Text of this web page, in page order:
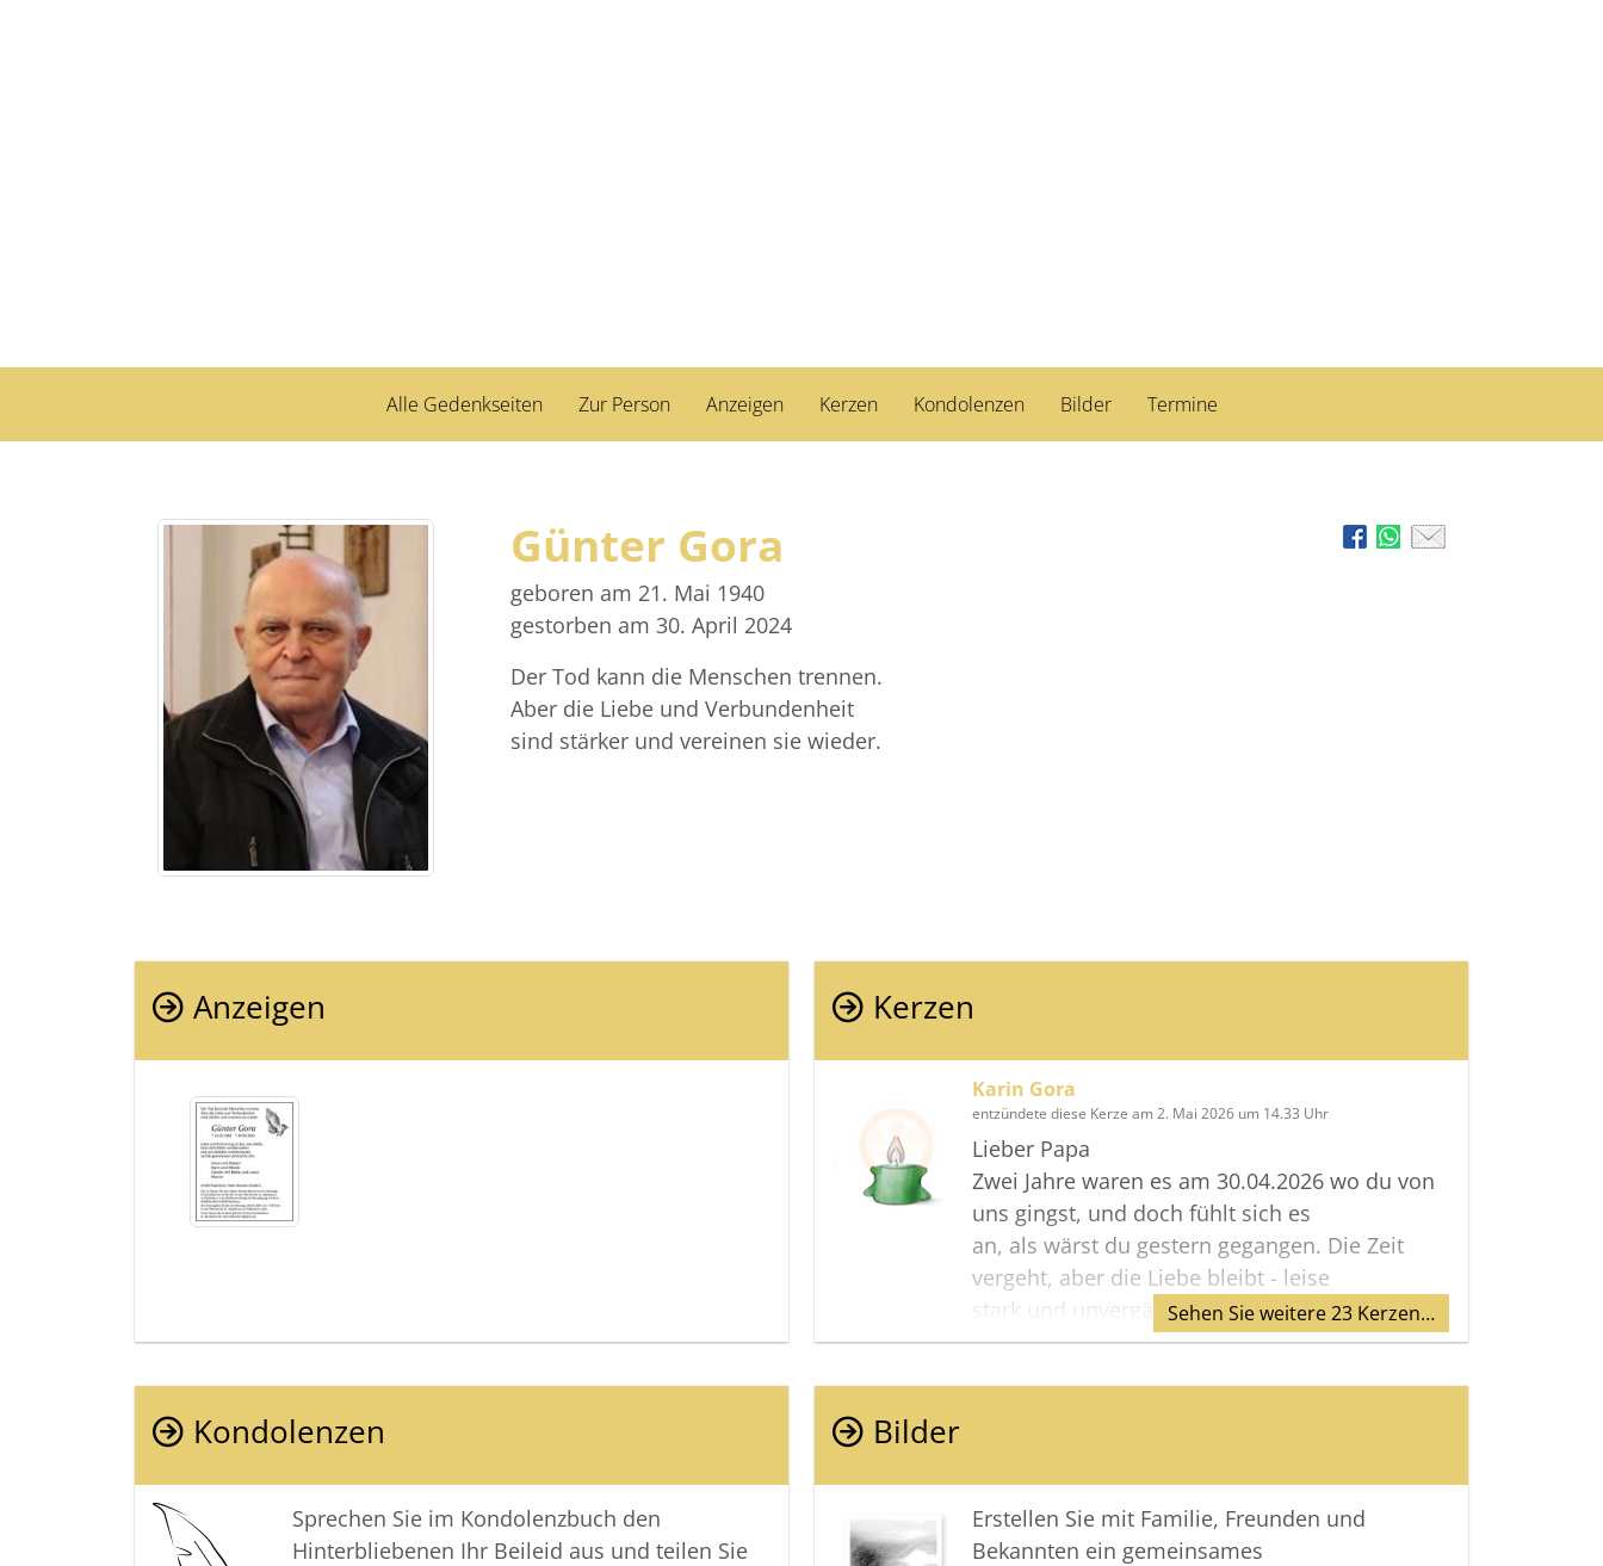
Alle Gedenkseiten Zur Person Anzeigen Kerzen Kondolenzen Bilder Termine
Günter Gora
geboren am 21. Mai 1940
gestorben am 30. April 2024
Der Tod kann die Menschen trennen.
Aber die Liebe und Verbundenheit
sind stärker und vereinen sie wieder.
Anzeigen Kerzen
Karin Gora
entzündete diese Kerze am 2. Mai 2026 um 14.33 Uhr
Lieber Papa
Zwei Jahre waren es am 30.04.2026 wo du von
uns gingst, und doch fühlt sich es
an, als wärst du gestern gegangen. Die Zeit
vergeht, aber die Liebe bleibt - leise
stark und unvergänglich.Auch wenn du nicht
mehr hier bist, begleitest du mich jeden Tag.In
Sehen Sie weitere 23 Kerzen…
Kondolenzen
Sprechen Sie im Kondolenzbuch den
Hinterbliebenen Ihr Beileid aus und teilen Sie
Bilder
Erstellen Sie mit Familie, Freunden und
Bekannten ein gemeinsames